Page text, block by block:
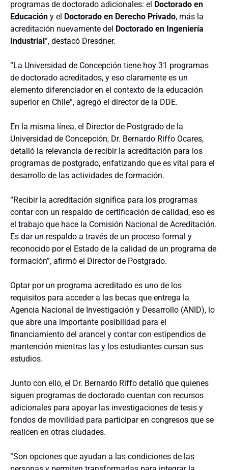
programas de doctorado adicionales: el Doctorado en
Educación y el Doctorado en Derecho Privado, más la
acreditación nuevamente del Doctorado en Ingeniería
Industrial”, destacó Dresdner.
“La Universidad de Concepción tiene hoy 31 programas
de doctorado acreditados, y eso claramente es un
elemento diferenciador en el contexto de la educación
superior en Chile”, agregó el director de la DDE.
En la misma línea, el Director de Postgrado de la
Universidad de Concepción, Dr. Bernardo Riffo Ocares,
detalló la relevancia de recibir la acreditación para los
programas de postgrado, enfatizando que es vital para el
desarrollo de las actividades de formación.
“Recibir la acreditación significa para los programas
contar con un respaldo de certificación de calidad, eso es
el trabajo que hace la Comisión Nacional de Acreditación.
Es dar un respaldo a través de un proceso formal y
reconocido por el Estado de la calidad de un programa de
formación”, afirmó el Director de Postgrado.
Optar por un programa acreditado es uno de los
requisitos para acceder a las becas que entrega la
Agencia Nacional de Investigación y Desarrollo (ANID), lo
que abre una importante posibilidad para el
financiamiento del arancel y contar con estipendios de
mantención mientras las y los estudiantes cursan sus
estudios.
Junto con ello, el Dr. Bernardo Riffo detalló que quienes
siguen programas de doctorado cuentan con recursos
adicionales para apoyar las investigaciones de tesis y
fondos de movilidad para participar en congresos que se
realicen en otras ciudades.
“Son opciones que ayudan a las condiciones de las